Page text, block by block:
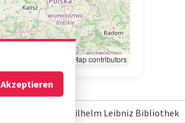
© OpenStreetMap contributors
© Gottfried Wilhelm Leibniz Bibliothek
Akzeptieren